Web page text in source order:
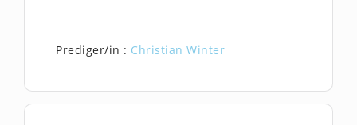
Prediger/in : Christian Winter